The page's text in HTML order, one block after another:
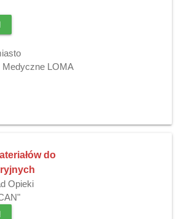
Medyczne LOMA
do
Opieki